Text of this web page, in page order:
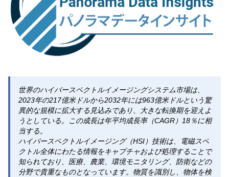
世界のハイパースペクトルイメージングシステム市場は、
2023年の217億米ドルから2032年には963億米ドルという驚
異的な規模に拡大する見込みであり、大きな転換期を迎えよ
うとしている。この成長は年平均成長率（CAGR）18％に相
当する。
ハイパースペクトルイメージング（HSI）技術は、電磁スペ
クトル全体にわたる情報をキャプチャおよび処理することで
知られており、医療、農業、環境モニタリング、防衛などの
分野で貴重なものとなっています。物質を識別し、物体を検